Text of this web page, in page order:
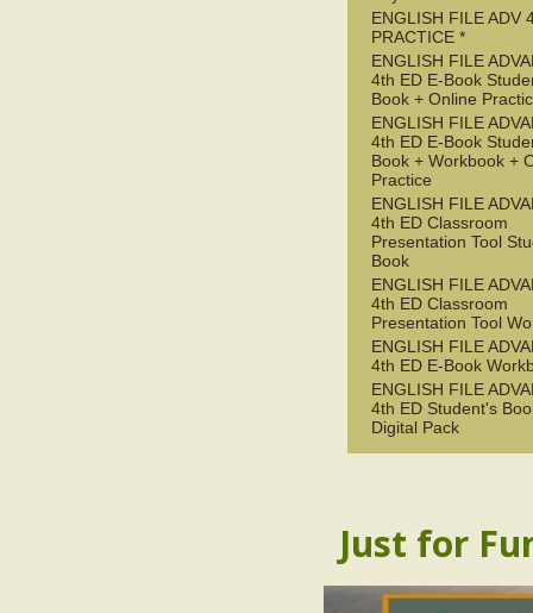
ENGLISH FILE ADV
PRACTICE *
ENGLISH FILE
4th ED E-Book
Book + Online
ENGLISH FILE
4th ED E-Book
Book + Workbook +
Practice
ENGLISH FILE
4th ED Classroom
Presentation Tool
Book
ENGLISH FILE
4th ED Classroom
Presentation Tool
ENGLISH FILE
4th ED E-Book
ENGLISH FILE
4th ED Student's
Digital Pack
Just for